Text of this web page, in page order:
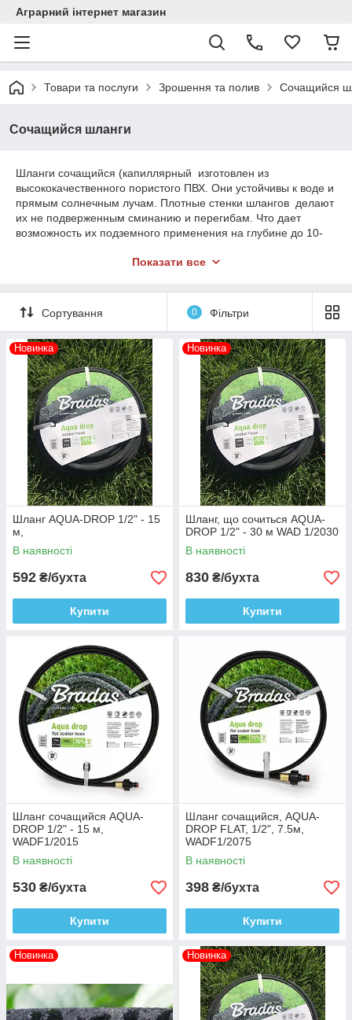
Аграрний інтернет магазин
Товари та послуги Зрошення та полив Сочащийся
Сочащийся шланги
Шланги сочащийся (капиллярный изготовлен из
высококачественного пористого ПВХ. Они устойчивы к воде и
прямым солнечным лучам. Плотные стенки шлангов делают
их не подверженным сминанию и перегибам. Что дает
возможность их подземного применения на глубине до 10-
за счет отсутствия её испарения с поверхности земли,
наземном орошении расход снижается до 50%
благодаря использования капельных, а не
струйных методов полива. Чим більше тиск, тим більше
витрата води : в межах від 1 до 20 літрів на годину на
погонний метр . Працюють шланги навіть при відсутності
централізованого водопостачання з ємності на висоті від 1,5
метрів.
Показати все
Сортування 0 Фільтри
Новинка
Шланг AQUA-DROP 1/2" - 15
м,
В наявності
592 ₴/бухта
Купити
Новинка
Шланг, що сочиться AQUA-
DROP 1/2" - 30 м WAD 1/2030
В наявності
830 ₴/бухта
Купити
Шланг сочащийся AQUA-
DROP 1/2" - 15 м,
WADF1/2015
В наявності
530 ₴/бухта
Купити
Шланг сочащийся, AQUA-
DROP FLAT, 1/2", 7.5м,
WADF1/2075
В наявності
398 ₴/бухта
Купити
Новинка Новинка